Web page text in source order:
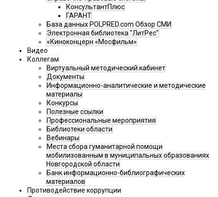
КонсультантПлюс
ГАРАНТ
База данных POLPRED.com Обзор СМИ
Электронная библиотека "ЛитРес"
«Киноконцерн «Мосфильм»
Видео
Коллегам
Виртуальный методический кабинет
Документы
Информационно-аналитические и методические
материалы
Конкурсы
Полезные ссылки
Профессиональные мероприятия
Библиотеки области
Вебинары
Места сбора гуманитарной помощи
мобилизованным в муниципальных образованиях
Новгородской области
Банк информационно-библиографических
материалов
Противодействие коррупции